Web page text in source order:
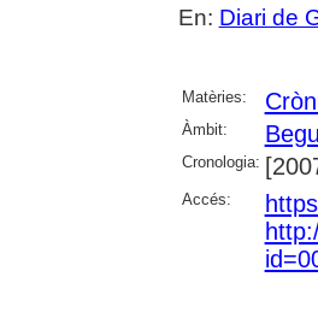
En: Diari de
Matèries:
Àmbit:
Cronologia:
Accés: